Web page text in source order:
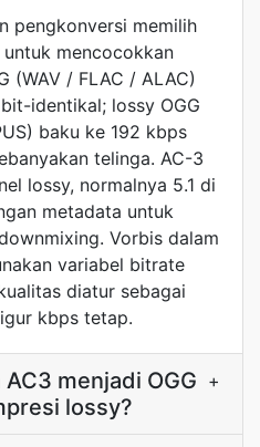
pengkonversi memilih
mencocokkan
(WAV / FLAC / ALAC)
identikal; lossy OGG
baku ke 192 kbps
telinga. AC-3
lossy, normalnya 5.1 di
metadata untuk
Vorbis dalam
variabel bitrate
diatur sebagai
kbps tetap.
menjadi OGG
lossy?
+